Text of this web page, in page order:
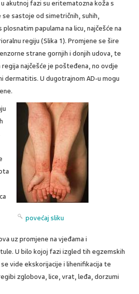
akutnoj fazi su eritematozna koža s
se sastoje od simetričnih, suhih,
papulama na licu, najčešće na
regiju (Slika 1). Promjene se šire
strane gornjih i donjih udova, te
najčešće je pošteđena, no ovdje
U dugotrajnom AD-u mogu
povećaj sliku
uz promjene na vjeđama i
U bilo kojoj fazi izgled tih egzemskih
vide ekskorijacije i lihenifikacija te
zglobova, lice, vrat, leđa, dorzumi